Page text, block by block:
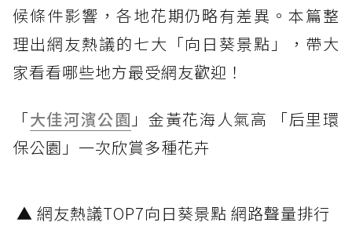
候條件影響，各地花期仍略有差異。本篇整
理出網友熱議的七大「向日葵景點」，帶大
家看看哪些地方最受網友歡迎！
「大佳河濱公園 」金黃花海人氣高 「后里環
保公園」一次欣賞多種花卉
▲ 網友熱議TOP7向日葵景點 網路聲量排行